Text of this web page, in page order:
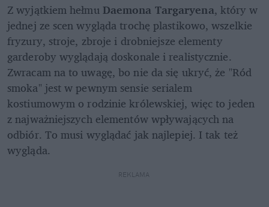
Z wyjątkiem hełmu Daemona Targaryena, który w
jednej ze scen wygląda trochę plastikowo, wszelkie
fryzury, stroje, zbroje i drobniejsze elementy
garderoby wyglądają doskonale i realistycznie.
Zwracam na to uwagę, bo nie da się ukryć, że "Ród
smoka" jest w pewnym sensie serialem
kostiumowym o rodzinie królewskiej, więc to jeden
z najważniejszych elementów wpływających na
odbiór. To musi wyglądać jak najlepiej. I tak też
wygląda.
REKLAMA